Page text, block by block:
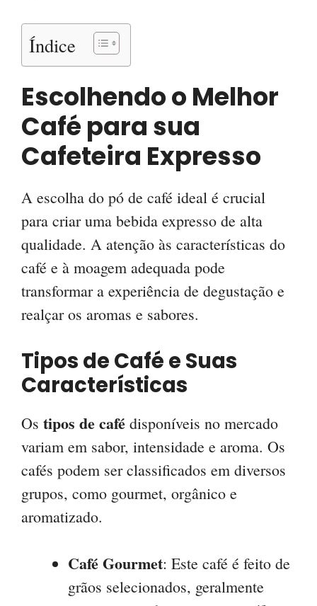
Índice
Escolhendo o Melhor
Café para sua
Cafeteira Expresso
A escolha do pó de café ideal é crucial
para criar uma bebida expresso de alta
qualidade. A atenção às características do
café e à moagem adequada pode
transformar a experiência de degustação e
realçar os aromas e sabores.
Tipos de Café e Suas
Características
Os tipos de café disponíveis no mercado
variam em sabor, intensidade e aroma. Os
cafés podem ser classificados em diversos
grupos, como gourmet, orgânico e
aromatizado.
Café Gourmet: Este café é feito de
grãos selecionados, geralmente